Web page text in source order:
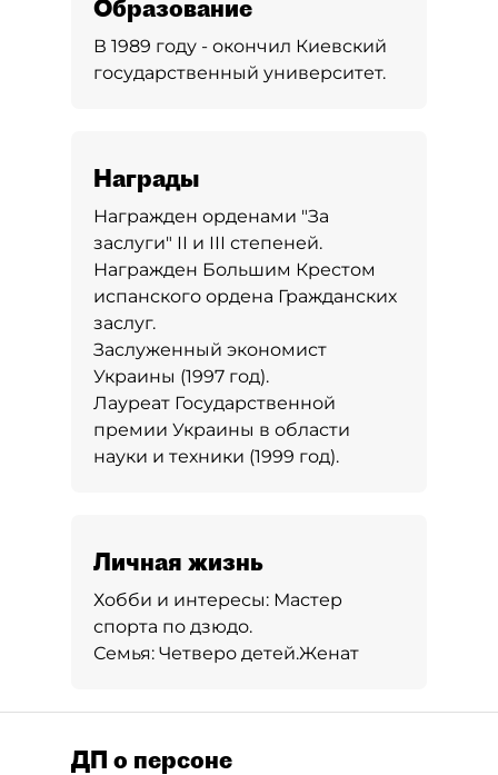
Образование
В 1989 году - окончил Киевский
государственный университет.
Награды
Награжден орденами "За
заслуги" ІІ и ІІІ степеней.
Награжден Большим Крестом
испанского ордена Гражданских
заслуг.
Заслуженный экономист
Украины (1997 год).
Лауреат Государственной
премии Украины в области
науки и техники (1999 год).
Личная жизнь
Хобби и интересы: Мастер
спорта по дзюдо.
Семья: Четверо детей.Женат
ДП о персоне